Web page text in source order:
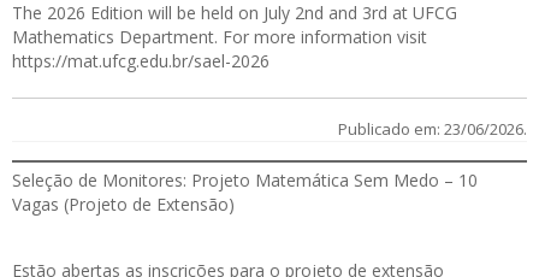
The 2026 Edition will be held on July 2nd and 3rd at UFCG
Mathematics Department. For more information visit
https://mat.ufcg.edu.br/sael-2026
Publicado em: 23/06/2026.
Seleção de Monitores: Projeto Matemática Sem Medo – 10
Vagas (Projeto de Extensão)
Estão abertas as inscrições para o projeto de extensão